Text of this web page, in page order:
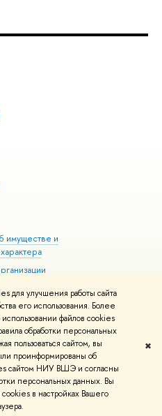
для улучшения работы сайта
его использования. Более
файлов cookies
обработки персональных
пользоваться сайтом, вы
проинформированы об
сайтом НИУ ВШЭ и согласны
персональных данных. Вы
в настройках Вашего
✖
имуществе и
здоровья
Условия использования
Карта сайта
вШколе дизайна НИУ ВШЭ